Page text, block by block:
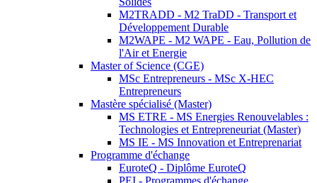
M2TRADD - M2 TraDD - Transport et
Développement Durable
M2WAPE - M2 WAPE - Eau, Pollution de
l'Air et Energie
Master of Science (CGE)
MSc Entrepreneurs - MSc X-HEC
Entrepreneurs
Mastère spécialisé (Master)
MS ETRE - MS Energies Renouvelables :
Technologies et Entrepreneuriat (Master)
MS IE - MS Innovation et Entreprenariat
Programme d'échange
EuroteQ - Diplôme EuroteQ
PEI - Programmes d'échange